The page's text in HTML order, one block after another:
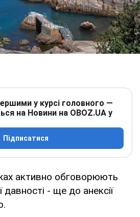
у курсі головного —
на Новини на OBOZ.UA у
Підписатися
активно обговорюють
давності - ще до анексії